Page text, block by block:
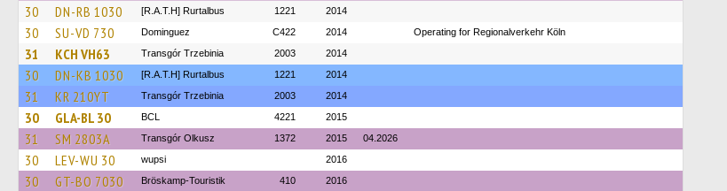
30 DN-RB 1030 [R.A.T.H] Rurtalbus 1221 2014
30 SU-VD 730 Dominguez C422 2014 Operating for Regionalverkehr Köln
31 KCH VH63 Transgór Trzebinia 2003 2014
30 DN-KB 1030 [R.A.T.H] Rurtalbus 1221 2014
31 KR 210YT Transgór Trzebinia 2003 2014
30 GLA-BL 30 BCL 4221 2015
31 SM 2803A Transgór Olkusz 1372 2015 04.2026
30 LEV-WU 30 wupsi 2016
30 GT-BO 7030 Bröskamp-Touristik 410 2016